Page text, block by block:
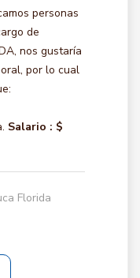
personas
de
nos gustaría
por lo cual
Salario : $
Florida